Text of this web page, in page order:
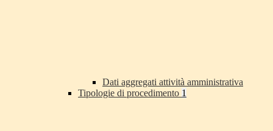
Dati aggregati attività amministrativa
Tipologie di procedimento 1